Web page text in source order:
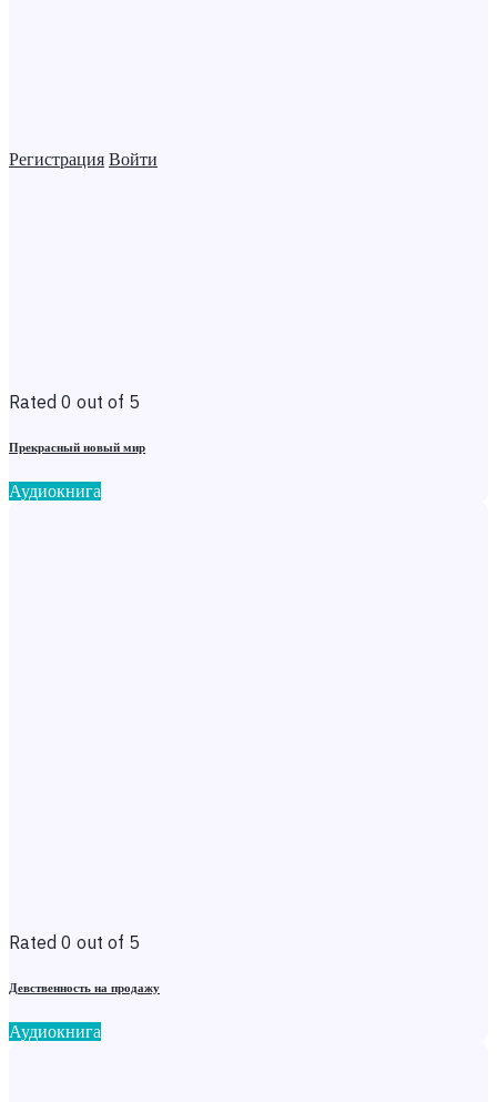
Регистрация Войти
Rated 0 out of 5
Прекрасный новый мир
Аудиокнига
Rated 0 out of 5
Девственность на продажу
Аудиокнига